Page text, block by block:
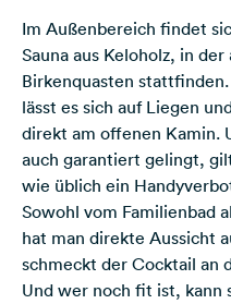
Im Außenbereich findet
Sauna aus Keloholz, in
Birkenquasten
lässt es sich auf Liegen
direkt am offenen Kamin.
auch garantiert gelingt,
wie üblich ein
Sowohl vom Familienbad
hat man direkte Aussicht
schmeckt der Cocktail an
Und wer noch fit ist, kann